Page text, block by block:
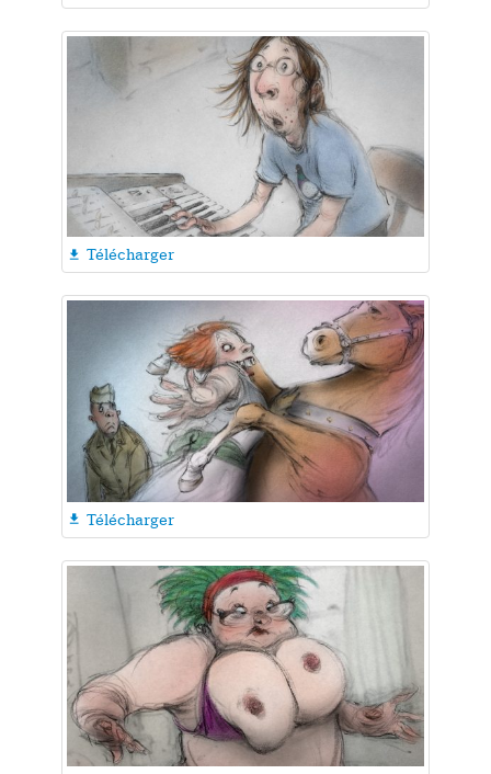
 Télécharger
 Télécharger